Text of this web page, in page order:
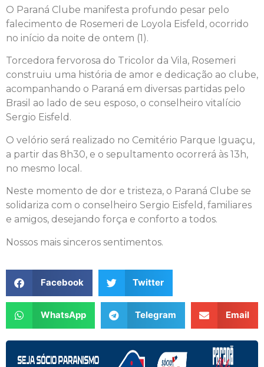
O Paraná Clube manifesta profundo pesar pelo
falecimento de Rosemeri de Loyola Eisfeld, ocorrido
no início da noite de ontem (1).
Torcedora fervorosa do Tricolor da Vila, Rosemeri
construiu uma história de amor e dedicação ao clube,
acompanhando o Paraná em diversas partidas pelo
Brasil ao lado de seu esposo, o conselheiro vitalício
Sergio Eisfeld.
O velório será realizado no Cemitério Parque Iguaçu,
a partir das 8h30, e o sepultamento ocorrerá às 13h,
no mesmo local.
Neste momento de dor e tristeza, o Paraná Clube se
solidariza com o conselheiro Sergio Eisfeld, familiares
e amigos, desejando força e conforto a todos.
Nossos mais sinceros sentimentos.
Facebook Twitter
WhatsApp Telegram Email